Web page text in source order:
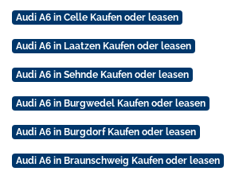
Audi A6 in Celle Kaufen oder leasen
Audi A6 in Laatzen Kaufen oder leasen
Audi A6 in Sehnde Kaufen oder leasen
Audi A6 in Burgwedel Kaufen oder leasen
Audi A6 in Burgdorf Kaufen oder leasen
Audi A6 in Braunschweig Kaufen oder leasen